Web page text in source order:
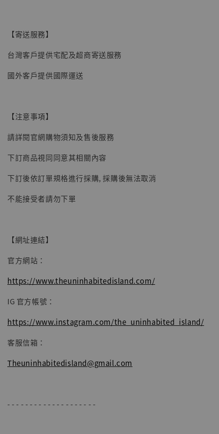
【現貨】BJSTUDIO 1/6系列可動蒐藏人偶 讓
NT$ 4,980
NT$ 5,300
【寄送服務】
台灣客戶提供宅配及超商寄送服務
國外客戶提供國際運送
【注意事項】
請詳閱官網購物須知及售後服務
下訂商品視同同意其相關內容
下訂後依訂單規格進行採購, 採購後無法取消
不能接受者請勿下單
【網址連結】
官方網站：
https://www.theuninhabitedisland.com/
IG 官方帳號：
https://www.instagram.com/the_uninhabited_island/
客服信箱：
Theuninhabitedisland@gmail.com
- - - - - - - - - - - - - - - - - - - -